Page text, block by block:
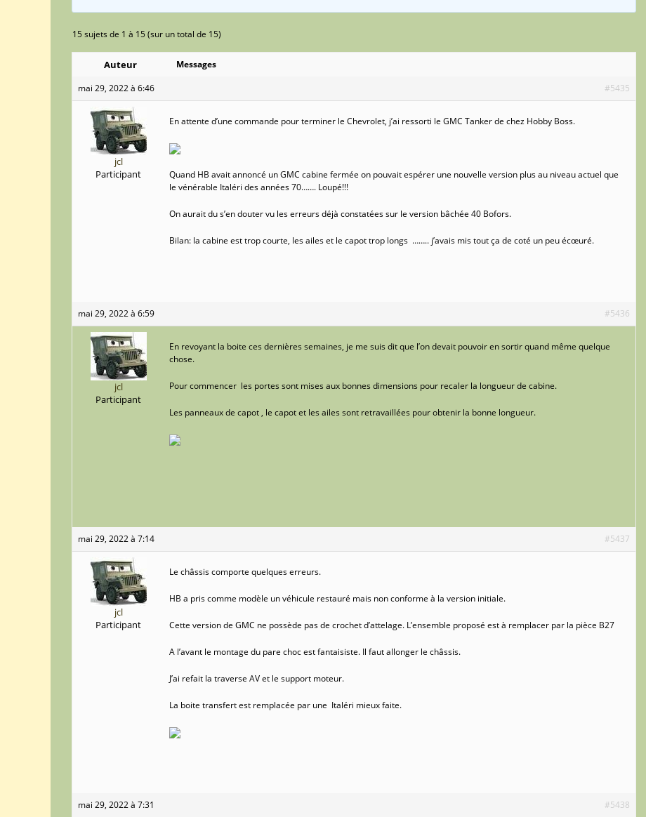
15 sujets de 1 à 15 (sur un total de 15)
Auteur
Messages
mai 29, 2022 à 6:46
#5435
jcl
Participant
En attente d’une commande pour terminer le Chevrolet, j’ai ressorti le GMC Tanker de chez Hobby Boss.
Quand HB avait annoncé un GMC cabine fermée on pouvait espérer une nouvelle version plus au niveau actuel que
le vénérable Italéri des années 70……. Loupé!!!
On aurait du s’en douter vu les erreurs déjà constatées sur le version bâchée 40 Bofors.
Bilan: la cabine est trop courte, les ailes et le capot trop longs …….. j’avais mis tout ça de coté un peu écœuré.
mai 29, 2022 à 6:59 #5436
jcl
Participant
En revoyant la boite ces dernières semaines, je me suis dit que l’on devait pouvoir en sortir quand même quelque
chose.
Pour commencer les portes sont mises aux bonnes dimensions pour recaler la longueur de cabine.
Les panneaux de capot , le capot et les ailes sont retravaillées pour obtenir la bonne longueur.
mai 29, 2022 à 7:14 #5437
jcl
Participant
Le châssis comporte quelques erreurs.
HB a pris comme modèle un véhicule restauré mais non conforme à la version initiale.
Cette version de GMC ne possède pas de crochet d’attelage. L’ensemble proposé est à remplacer par la pièce B27
A l’avant le montage du pare choc est fantaisiste. Il faut allonger le châssis.
J’ai refait la traverse AV et le support moteur.
La boite transfert est remplacée par une Italéri mieux faite.
mai 29, 2022 à 7:31 #5438